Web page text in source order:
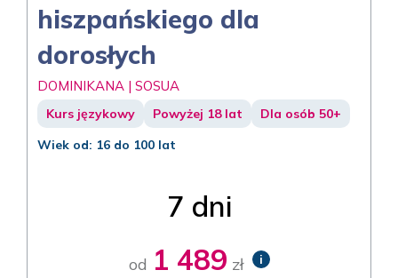
hiszpańskiego dla
dorosłych
DOMINIKANA | SOSUA
Kurs językowy Powyżej 18 lat
Dla osób 50+
Wiek od: 16 do 100 lat
7 dni
od 1 489 zł i